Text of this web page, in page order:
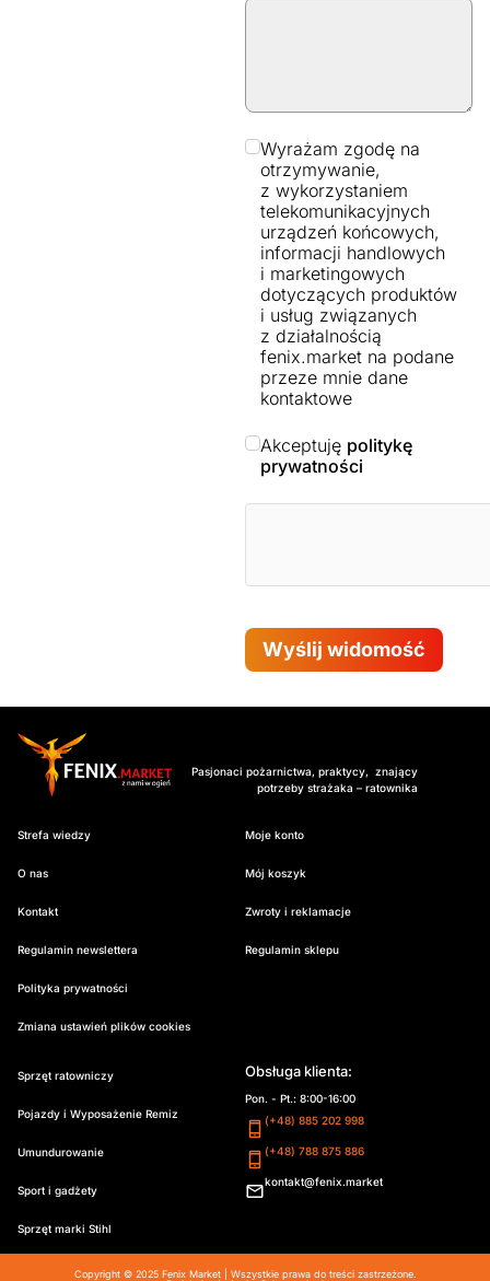
Wyrażam zgodę na
otrzymywanie,
z wykorzystaniem
telekomunikacyjnych
urządzeń końcowych,
informacji handlowych
i marketingowych
dotyczących produktów
i usług związanych
z działalnością
fenix.market na podane
przeze mnie dane
kontaktowe
Akceptuję politykę
prywatności
Wyślij widomość
Pasjonaci pożarnictwa, praktycy, znający
potrzeby strażaka – ratownika
Strefa wiedzy
O nas
Kontakt
Regulamin newslettera
Polityka prywatności
Zmiana ustawień plików cookies
Moje konto
Mój koszyk
Zwroty i reklamacje
Regulamin sklepu
Sprzęt ratowniczy
Pojazdy i Wyposażenie Remiz
Umundurowanie
Sport i gadżety
Sprzęt marki Stihl
Obsługa klienta:
Pon. - Pt.: 8:00-16:00
(+48) 885 202 998
(+48) 788 875 886
kontakt@fenix.market
Copyright © 2025 Fenix Market | Wszystkie prawa do treści zastrzeżone.